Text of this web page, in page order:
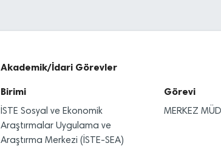
Akademik/İdari Görevler
Birimi Görevi
İSTE Sosyal ve Ekonomik
Araştırmalar Uygulama ve
Araştırma Merkezi (İSTE-SEA)
MERKEZ